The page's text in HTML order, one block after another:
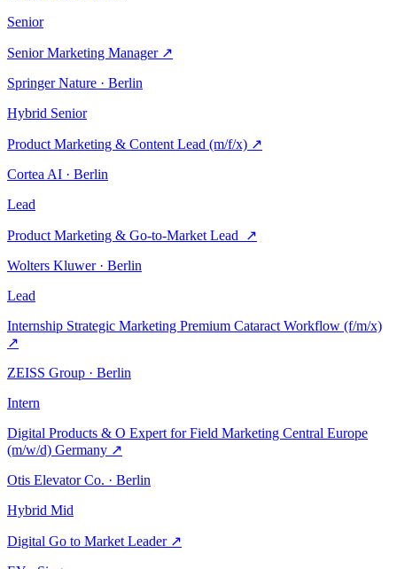
Senior
Senior Marketing Manager ↗
Springer Nature · Berlin
Hybrid Senior
Product Marketing & Content Lead (m/f/x) ↗
Cortea AI · Berlin
Lead
Product Marketing & Go-to-Market Lead
↗
Wolters Kluwer · Berlin
Lead
Internship Strategic Marketing Premium Cataract Workflow (f/m/x)
↗
ZEISS Group · Berlin
Intern
Digital Products & O Expert for Field Marketing Central Europe
(m/w/d) Germany ↗
Otis Elevator Co. · Berlin
Hybrid Mid
Digital Go to Market Leader ↗